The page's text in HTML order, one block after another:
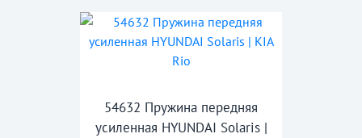
54632 Пружина передняя
усиленная HYUNDAI Solaris |